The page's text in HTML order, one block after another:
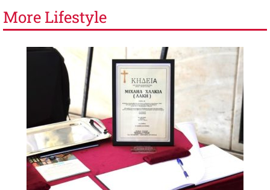
More Lifestyle